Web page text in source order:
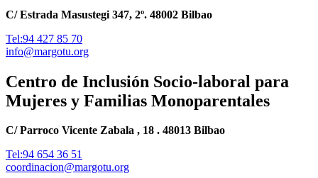
C/ Estrada Masustegi 347, 2º. 48002 Bilbao
Tel:94 427 85 70
info@margotu.org
Centro de Inclusión Socio-laboral para
Mujeres y Familias Monoparentales
C/ Parroco Vicente Zabala , 18 . 48013 Bilbao
Tel:94 654 36 51
coordinacion@margotu.org